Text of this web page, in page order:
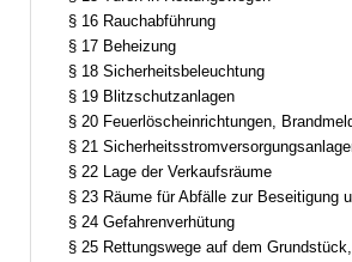
§ 16 Rauchabführung
§ 17 Beheizung
§ 18 Sicherheitsbeleuchtung
§ 19 Blitzschutzanlagen
§ 20 Feuerlöscheinrichtungen, Brandmeldeanlagen und
§ 21
§ 22 Lage der Verkaufsräume
§ 23 Räume für Abfälle zur Beseitigung
§ 24 Gefahrenverhütung
§ 25 Rettungswege auf dem Grundstück,